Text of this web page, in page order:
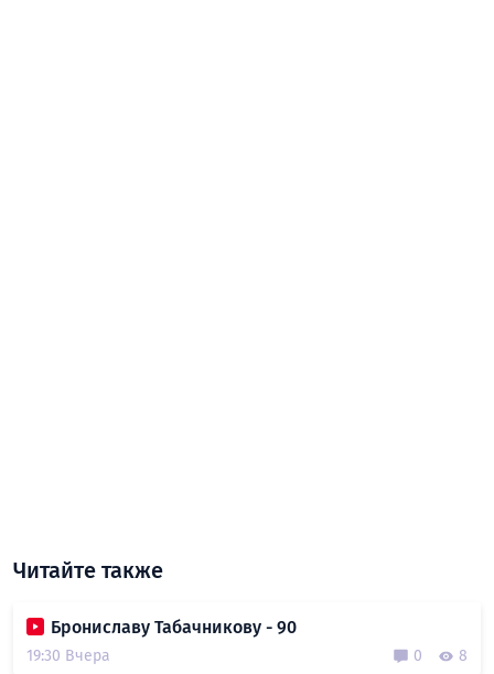
Читайте также
Брониславу Табачникову - 90
19:30 Вчера 0 8